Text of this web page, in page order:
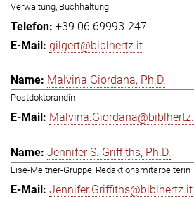
Verwaltung, Buchhaltung
+39 06 69993-247
gilgert@biblhertz.it
Malvina Giordana, Ph.D.
Postdoktorandin
Jennifer S. Griffiths, Ph.D.
Lise-Meitner-Gruppe, Redaktionsmitarbeiterin
Jennifer.Griffiths@biblhertz.it